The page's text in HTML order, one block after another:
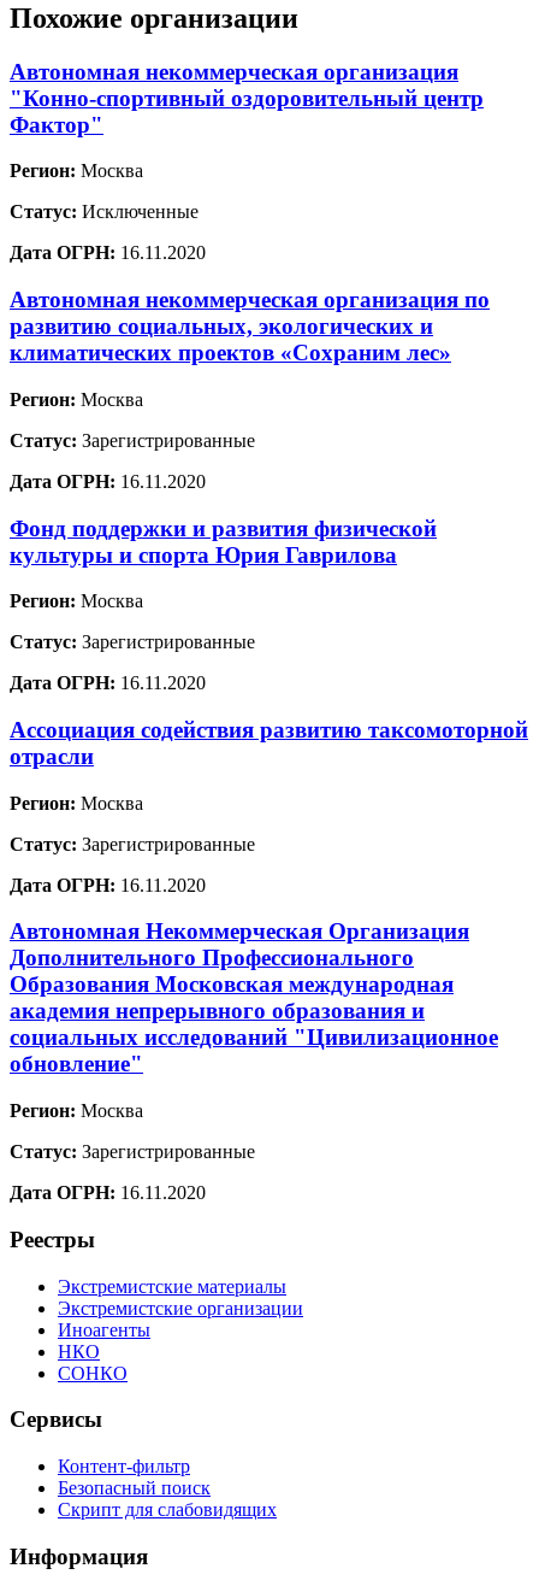
Похожие организации
Автономная некоммерческая организация
"Конно-спортивный оздоровительный центр
Фактор"
Регион: Москва
Статус: Исключенные
Дата ОГРН: 16.11.2020
Автономная некоммерческая организация по
развитию социальных, экологических и
климатических проектов «Сохраним лес»
Регион: Москва
Статус: Зарегистрированные
Дата ОГРН: 16.11.2020
Фонд поддержки и развития физической
культуры и спорта Юрия Гаврилова
Регион: Москва
Статус: Зарегистрированные
Дата ОГРН: 16.11.2020
Ассоциация содействия развитию таксомоторной
отрасли
Регион: Москва
Статус: Зарегистрированные
Дата ОГРН: 16.11.2020
Автономная Некоммерческая Организация
Дополнительного Профессионального
Образования Московская международная
академия непрерывного образования и
социальных исследований "Цивилизационное
обновление"
Регион: Москва
Статус: Зарегистрированные
Дата ОГРН: 16.11.2020
Реестры
Экстремистские материалы
Экстремистские организации
Иноагенты
НКО
СОНКО
Сервисы
Контент-фильтр
Безопасный поиск
Скрипт для слабовидящих
Информация